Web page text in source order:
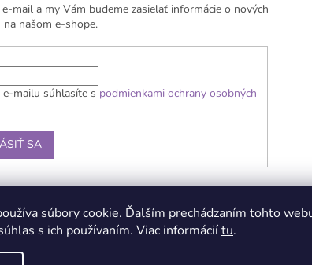
súbory cookie. Ďalším prechádzaním tohto
s ich používaním. Viac informáciítu.
mail a my Vám budeme zasielať informácie o nových
našom e-shope.
mailu súhlasíte s podmienkami ochrany osobných
SA
Doprava a platba Reklamačný poriadok Kontaky